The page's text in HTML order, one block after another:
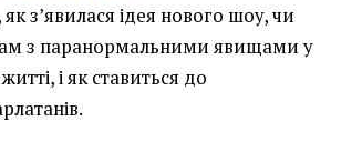
з’явилася ідея нового шоу, чи
з паранормальними явищами у
і як ставиться до